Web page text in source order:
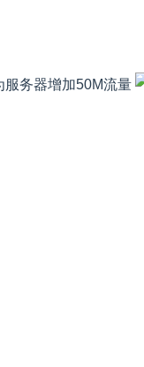
服务器增加50M流量